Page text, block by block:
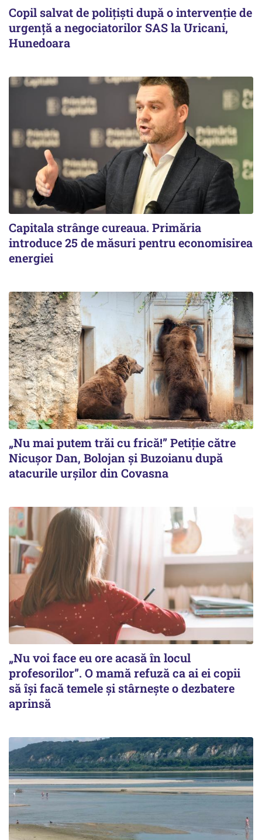
Copil salvat de polițiști după o intervenție de
urgență a negociatorilor SAS la Uricani,
Hunedoara
Capitala strânge cureaua. Primăria
introduce 25 de măsuri pentru economisirea
energiei
„Nu mai putem trăi cu frică!” Petiție către
Nicușor Dan, Bolojan și Buzoianu după
atacurile urșilor din Covasna
„Nu voi face eu ore acasă în locul
profesorilor”. O mamă refuză ca ai ei copii
să își facă temele și stârnește o dezbatere
aprinsă